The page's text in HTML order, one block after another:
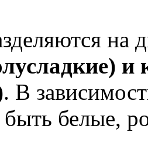
на
. В
белые,